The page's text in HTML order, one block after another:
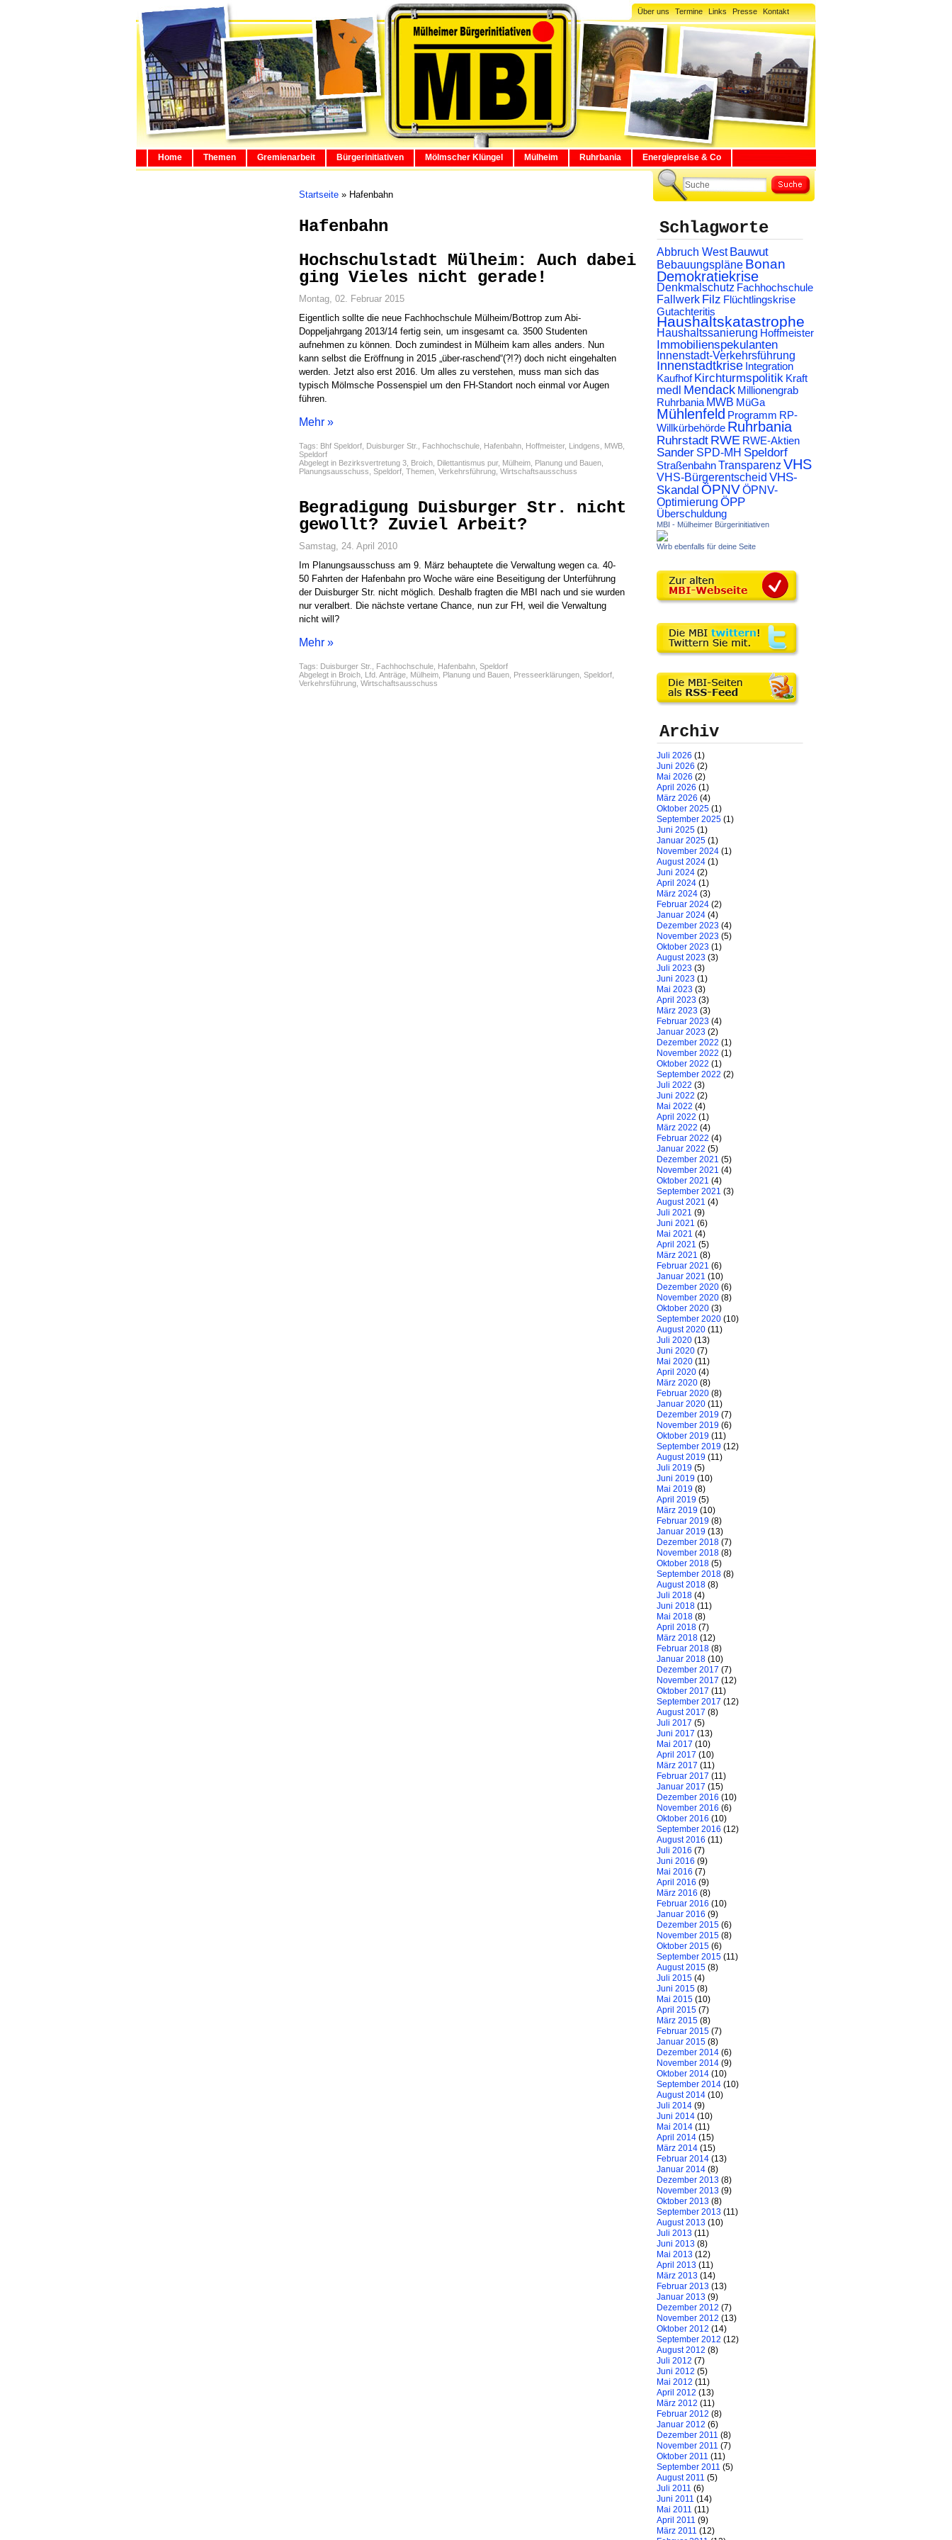
Über uns Termine Links Presse Kontakt
Home Themen Gremienarbeit Bürgerinitiativen Mölmscher Klüngel Mülheim Ruhrbania Energiepreise & Co
Startseite » Hafenbahn
Hafenbahn
Hochschulstadt Mülheim: Auch dabei
ging Vieles nicht gerade!
Montag, 02. Februar 2015
Eigentlich sollte die neue Fachhochschule Mülheim/Bottrop zum Abi-
Doppeljahrgang 2013/14 fertig sein, um insgesamt ca. 3500 Studenten
aufnehmen zu können. Doch zumindest in Mülheim kam alles anders. Nun
kann selbst die Eröffnung in 2015 „über-raschend“(?!?) doch nicht eingehalten
werden. Jetzt also erst 2016. Um alles zu verstehen, muss man sich das
typisch Mölmsche Possenspiel um den FH-Standort noch einmal vor Augen
führen.
Mehr »
Tags: Bhf Speldorf Duisburger Str. Fachhochschule Hafenbahn Hoffmeister, Lindgens MWB
Speldorf
Abgelegt in Bezirksvertretung 3 Broich Dilettantismus pur, Mülheim Planung und Bauen
Planungsausschuss Speldorf Themen Verkehrsführung Wirtschaftsausschuss
Begradigung Duisburger Str. nicht
gewollt? Zuviel Arbeit?
Samstag, 24. April 2010
Im Planungsausschuss am 9. März behauptete die Verwaltung wegen ca. 40-
50 Fahrten der Hafenbahn pro Woche wäre eine Beseitigung der Unterführung
der Duisburger Str. nicht möglich. Deshalb fragten die MBI nach und sie wurden
nur veralbert. Die nächste vertane Chance, nun zur FH, weil die Verwaltung
nicht will?
Mehr »
Tags: Duisburger Str. Fachhochschule Hafenbahn Speldorf
Abgelegt in Broich Lfd. Anträge Mülheim Planung und Bauen Presseerklärungen Speldorf
Verkehrsführung Wirtschaftsausschuss
Schlagworte
Abbruch West Bauwut
Bebauungspläne Bonan
Demokratiekrise
Denkmalschutz Fachhochschule
Fallwerk Filz Flüchtlingskrise
Gutachteritis
Haushaltskatastrophe
Haushaltssanierung Hoffmeister
Immobilienspekulanten
Innenstadt-Verkehrsführung
Innenstadtkrise Integration
Kaufhof Kirchturmspolitik Kraft
medl Mendack Millionengrab
Ruhrbania MWB MüGa
Mühlenfeld Programm RP-
Willkürbehörde Ruhrbania
Ruhrstadt RWE RWE-Aktien
Sander SPD-MH Speldorf
StraßenbahnTransparenz VHS
VHS-Bürgerentscheid VHS-
Skandal ÖPNVÖPNV-
Optimierung ÖPP
Überschuldung
MBI - Mülheimer Bürgerinitiativen
Wirb ebenfalls für deine Seite
Archiv
Juli 2026 (1)
Juni 2026 (2)
Mai 2026 (2)
April 2026 (1)
März 2026 (4)
Oktober 2025 (1)
September 2025 (1)
Juni 2025 (1)
Januar 2025 (1)
November 2024 (1)
August 2024 (1)
Juni 2024 (2)
April 2024 (1)
März 2024 (3)
Februar 2024 (2)
Januar 2024 (4)
Dezember 2023 (4)
November 2023 (5)
Oktober 2023 (1)
August 2023 (3)
Juli 2023 (3)
Juni 2023 (1)
Mai 2023 (3)
April 2023 (3)
März 2023 (3)
Februar 2023 (4)
Januar 2023 (2)
Dezember 2022 (1)
November 2022 (1)
Oktober 2022 (1)
September 2022 (2)
Juli 2022 (3)
Juni 2022 (2)
Mai 2022 (4)
April 2022 (1)
März 2022 (4)
Februar 2022 (4)
Januar 2022 (5)
Dezember 2021 (5)
November 2021 (4)
Oktober 2021 (4)
September 2021 (3)
August 2021 (4)
Juli 2021 (9)
Juni 2021 (6)
Mai 2021 (4)
April 2021 (5)
März 2021 (8)
Februar 2021 (6)
Januar 2021 (10)
Dezember 2020 (6)
November 2020 (8)
Oktober 2020 (3)
September 2020 (10)
August 2020 (11)
Juli 2020 (13)
Juni 2020 (7)
Mai 2020 (11)
April 2020 (4)
März 2020 (8)
Februar 2020 (8)
Januar 2020 (11)
Dezember 2019 (7)
November 2019 (6)
Oktober 2019 (11)
September 2019 (12)
August 2019 (11)
Juli 2019 (5)
Juni 2019 (10)
Mai 2019 (8)
April 2019 (5)
März 2019 (10)
Februar 2019 (8)
Januar 2019 (13)
Dezember 2018 (7)
November 2018 (8)
Oktober 2018 (5)
September 2018 (8)
August 2018 (8)
Juli 2018 (4)
Juni 2018 (11)
Mai 2018 (8)
April 2018 (7)
März 2018 (12)
Februar 2018 (8)
Januar 2018 (10)
Dezember 2017 (7)
November 2017 (12)
Oktober 2017 (11)
September 2017 (12)
August 2017 (8)
Juli 2017 (5)
Juni 2017 (13)
Mai 2017 (10)
April 2017 (10)
März 2017 (11)
Februar 2017 (11)
Januar 2017 (15)
Dezember 2016 (10)
November 2016 (6)
Oktober 2016 (10)
September 2016 (12)
August 2016 (11)
Juli 2016 (7)
Juni 2016 (9)
Mai 2016 (7)
April 2016 (9)
März 2016 (8)
Februar 2016 (10)
Januar 2016 (9)
Dezember 2015 (6)
November 2015 (8)
Oktober 2015 (6)
September 2015 (11)
August 2015 (8)
Juli 2015 (4)
Juni 2015 (8)
Mai 2015 (10)
April 2015 (7)
März 2015 (8)
Februar 2015 (7)
Januar 2015 (8)
Dezember 2014 (6)
November 2014 (9)
Oktober 2014 (10)
September 2014 (10)
August 2014 (10)
Juli 2014 (9)
Juni 2014 (10)
Mai 2014 (11)
April 2014 (15)
März 2014 (15)
Februar 2014 (13)
Januar 2014 (8)
Dezember 2013 (8)
November 2013 (9)
Oktober 2013 (8)
September 2013 (11)
August 2013 (10)
Juli 2013 (11)
Juni 2013 (8)
Mai 2013 (12)
April 2013 (11)
März 2013 (14)
Februar 2013 (13)
Januar 2013 (9)
Dezember 2012 (7)
November 2012 (13)
Oktober 2012 (14)
September 2012 (12)
August 2012 (8)
Juli 2012 (7)
Juni 2012 (5)
Mai 2012 (11)
April 2012 (13)
März 2012 (11)
Februar 2012 (8)
Januar 2012 (6)
Dezember 2011 (8)
November 2011 (7)
Oktober 2011 (11)
September 2011 (5)
August 2011 (5)
Juli 2011 (6)
Juni 2011 (14)
Mai 2011 (11)
April 2011 (9)
März 2011 (12)